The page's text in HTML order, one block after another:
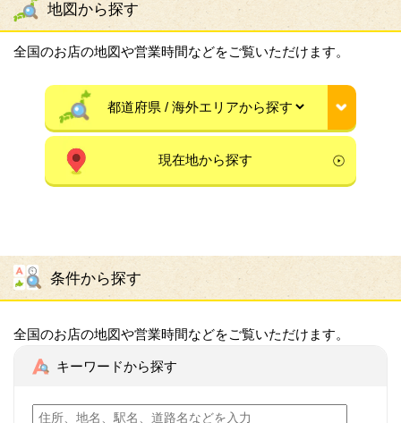
地図から探す
全国のお店の地図や営業時間などをご覧いただけます。
現在地から探す
条件から探す
全国のお店の地図や営業時間などをご覧いただけます。
キーワードから探す